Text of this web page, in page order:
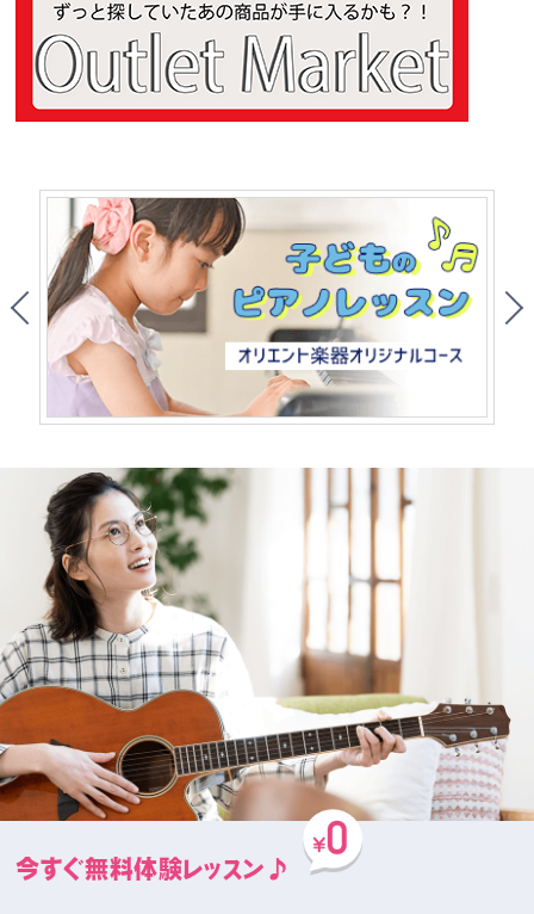
今すぐ無料体験レッスン♪